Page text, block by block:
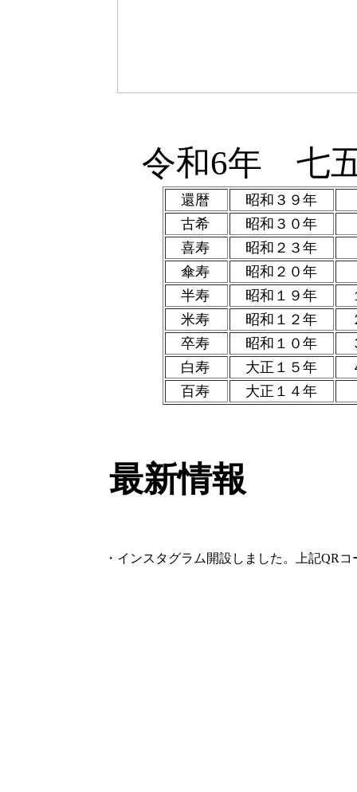
令和6年 七
還暦 昭和３９年
古希
昭和３０年
喜寿
昭和２３年
傘寿
昭和２０年
半寿
昭和１９年
米寿
昭和１２年
卒寿
昭和１０年
白寿
大正１５年
百寿
大正１４年
最新情報
・インスタグラム開設しました。上記QRコ